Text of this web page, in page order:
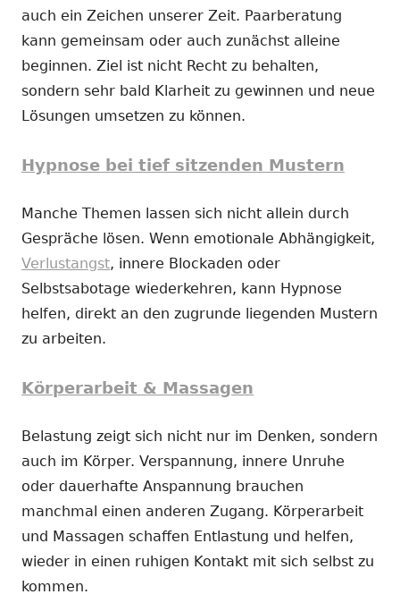
auch ein Zeichen unserer Zeit. Paarberatung
kann gemeinsam oder auch zunächst alleine
beginnen. Ziel ist nicht Recht zu behalten,
sondern sehr bald Klarheit zu gewinnen und neue
Lösungen umsetzen zu können.
Hypnose bei tief sitzenden Mustern
Manche Themen lassen sich nicht allein durch
Gespräche lösen. Wenn emotionale Abhängigkeit,
Verlustangst, innere Blockaden oder
Selbstsabotage wiederkehren, kann Hypnose
helfen, direkt an den zugrunde liegenden Mustern
zu arbeiten.
Körperarbeit & Massagen
Belastung zeigt sich nicht nur im Denken, sondern
auch im Körper. Verspannung, innere Unruhe
oder dauerhafte Anspannung brauchen
manchmal einen anderen Zugang. Körperarbeit
und Massagen schaffen Entlastung und helfen,
wieder in einen ruhigen Kontakt mit sich selbst zu
kommen.